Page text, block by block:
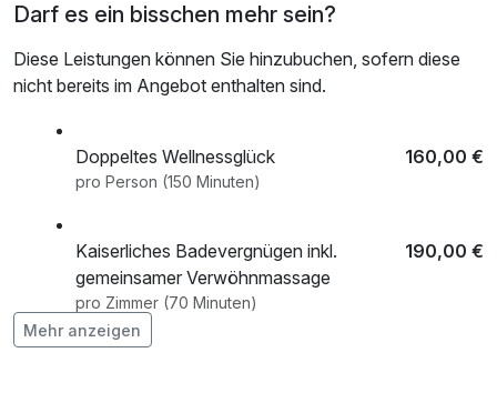
Darf es ein bisschen mehr sein?
Diese Leistungen können Sie hinzubuchen, sofern diese
nicht bereits im Angebot enthalten sind.
Doppeltes Wellnessglück 160,00 €
pro Person (150 Minuten)
Kaiserliches Badevergnügen inkl.
gemeinsamer Verwöhnmassage
190,00 €
pro Zimmer (70 Minuten)
Mehr anzeigen